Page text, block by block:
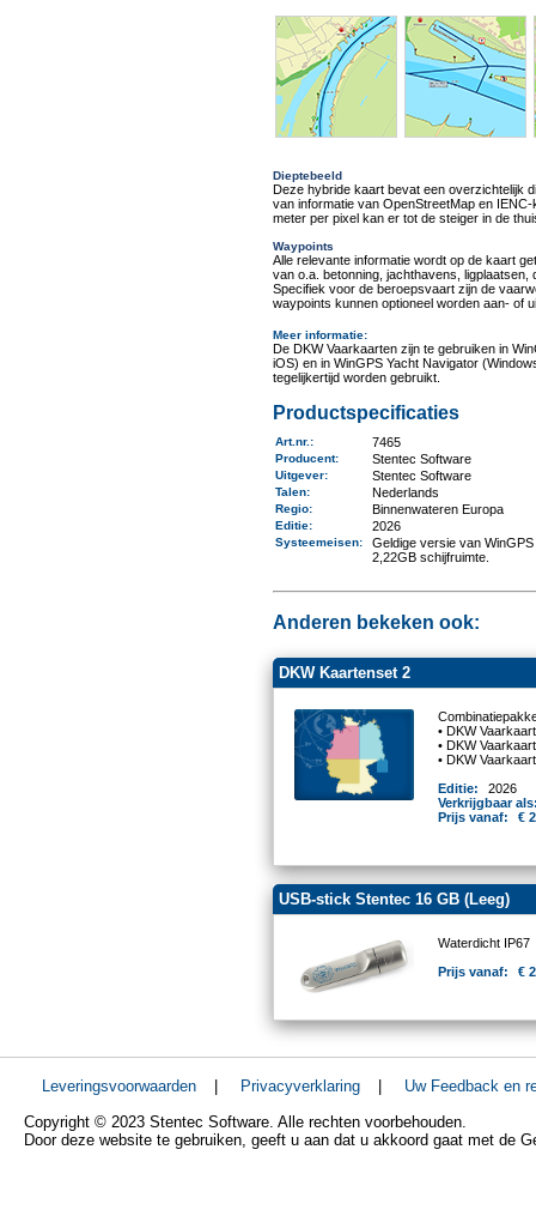
Dieptebeeld
Deze hybride kaart bevat een overzichtelijk
van informatie van OpenStreetMap en
meter per pixel kan er tot de steiger in de
Waypoints
Alle relevante informatie wordt op de kaart
van o.a. betonning, jachthavens,
Specifiek voor de beroepsvaart zijn de
waypoints kunnen optioneel worden aan- of
Meer informatie:
De DKW Vaarkaarten zijn te gebruiken in
iOS) en in WinGPS Yacht Navigator
tegelijkertijd worden gebruikt.
Productspecificaties
Art.nr. : 7465
Producent: Stentec Software
Uitgever: Stentec Software
Talen: Nederlands
Regio: Binnenwateren Europa
Editie: 2026
Systeemeisen:
Geldige versie van
2,22GB schijfruimte.
Anderen bekeken ook:
DKW Kaartenset 2
• DKW
• DKW
• DKW
Editie:
2026
Verkrijgbaar
Prijs vanaf:
€
USB-stick Stentec 16 GB (Leeg)
Waterdicht IP67
Prijs vanaf:
€
Leveringsvoorwaarden | Privacyverklaring |
Uw Feedback en
Copyright © 2023 Stentec Software. Alle rechten voorbehouden.
Door deze website te gebruiken, geeft u aan dat u akkoord gaat met de